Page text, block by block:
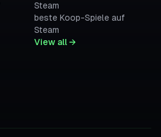
Steam
beste Koop-Spiele auf
Steam
View all →